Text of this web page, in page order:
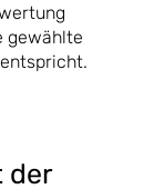
gewählte
der